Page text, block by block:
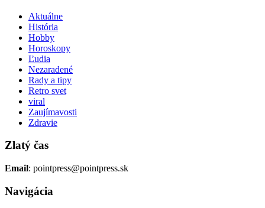
Aktuálne
História
Hobby
Horoskopy
Ľudia
Nezaradené
Rady a tipy
Retro svet
viral
Zaujímavosti
Zdravie
Zlatý čas
Email: pointpress@pointpress.sk
Navigácia